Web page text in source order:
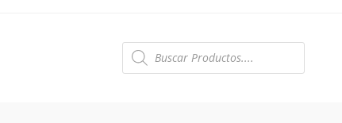
Búsqueda